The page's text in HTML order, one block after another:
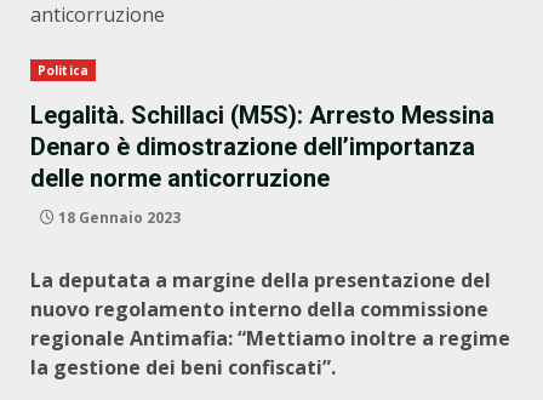
anticorruzione
Politica
Legalità. Schillaci (M5S): Arresto Messina
Denaro è dimostrazione dell’importanza
delle norme anticorruzione
18 Gennaio 2023
La deputata a margine della presentazione del
nuovo regolamento interno della commissione
regionale Antimafia: “Mettiamo inoltre a regime
la gestione dei beni confiscati”.